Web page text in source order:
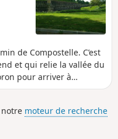
de Compostelle. C’est
et qui relie la vallée du
pour arriver à
saura vous séduire
et le Lucq. Navarrenx
France".
moteur de recherche